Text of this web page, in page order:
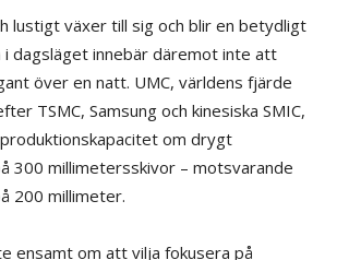
lustigt växer till sig och blir en betydligt
dagsläget innebär däremot inte att
över en natt. UMC, världens fjärde
TSMC, Samsung och kinesiska SMIC,
om drygt
300 millimetersskivor – motsvarande
200 millimeter.
ensamt om att vilja fokusera på